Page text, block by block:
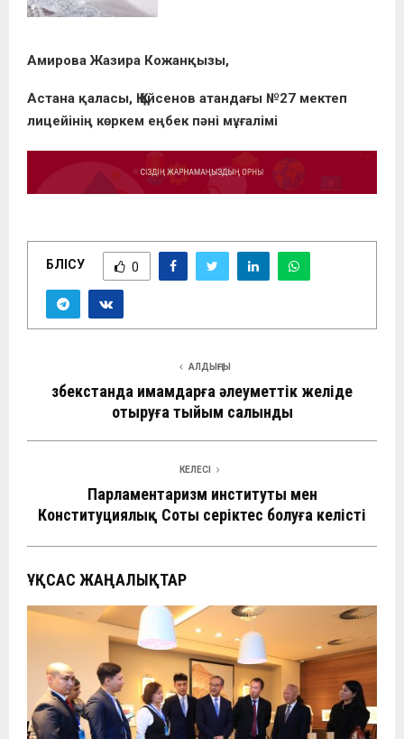
Амирова Жазира Кожанқызы,
Астана қаласы, Қ.Қайсенов атандағы №27 мектеп
лицейінің көркем еңбек пәні мұғалімі
БӨЛІСУ 0
АЛДЫҢҒЫ
Өзбекстанда имамдарға әлеуметтік желіде
отыруға тыйым салынды
КЕЛЕСІ
Парламентаризм институты мен
Конституциялық Соты серіктес болуға келісті
ҰҚСАС ЖАҢАЛЫҚТАР